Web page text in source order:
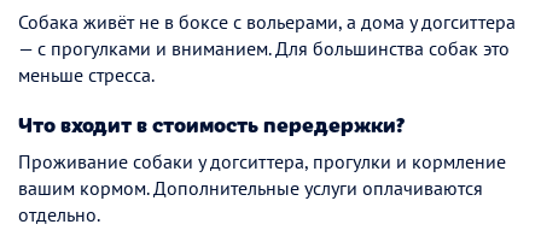
Собака живёт не в боксе с вольерами, а дома у догситтера
— с прогулками и вниманием. Для большинства собак это
меньше стресса.
Что входит в стоимость передержки?
Проживание собаки у догситтера, прогулки и кормление
вашим кормом. Дополнительные услуги оплачиваются
отдельно.